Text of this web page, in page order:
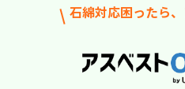
石綿対応困ったら